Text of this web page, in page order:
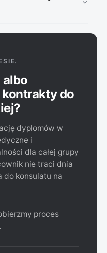
angielskim, z
Arabii Saudyjskiej w
albo
do
dyplomów w
i
dla całej grupy
nie traci dnia
do konsulatu na
proces